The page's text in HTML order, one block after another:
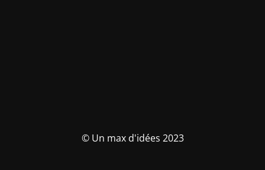
© Un max d'idées 2023